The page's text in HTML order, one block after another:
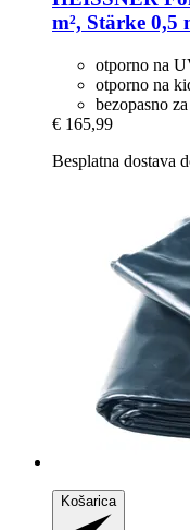
m², Stärke 0,5
otporno na
otporno na
bezopasno
€ 165,99
Besplatna dostava
Košarica